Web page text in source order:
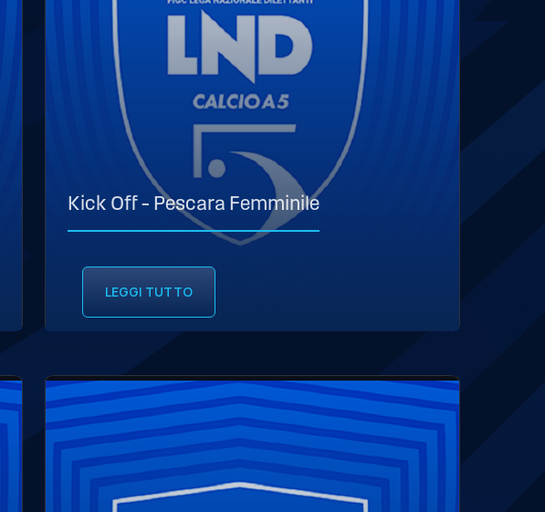
Kick Off – Pescara Femminile
LEGGI TUTTO